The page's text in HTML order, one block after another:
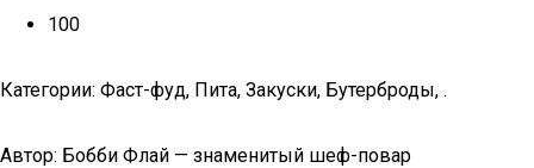
100
Категории: Фаст-фуд, Пита, Закуски, Бутерброды, .
Автор: Бобби Флай — знаменитый шеф-повар